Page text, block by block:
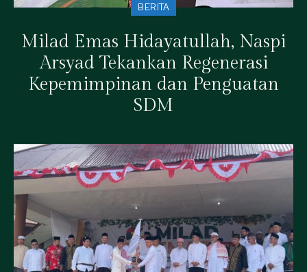
BERITA
Milad Emas Hidayatullah, Naspi
Arsyad Tekankan Regenerasi
Kepemimpinan dan Penguatan
SDM